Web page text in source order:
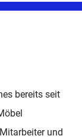
bereits seit
und